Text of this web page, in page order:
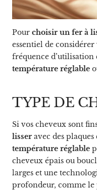
Pour choisir un fer à
essentiel de
fréquence
température réglable
TYPE DE
Si vos cheveux sont
lisser avec des plaques
température réglable
cheveux épais ou
larges et une
profondeur, comme le